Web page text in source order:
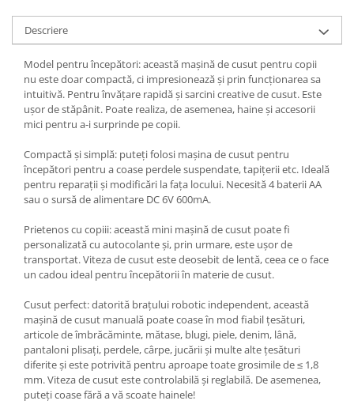
Electrocasnice pentru Bucatarie
Fiare de calcat si masini de cusut
Ingrijire Locuinta
Purificatoare de aer
Fashion
Bijuterii
Ceasuri barbatesti
Ceasuri dama
Cutii, curele si accesorii ceasuri
Genti si accesorii femei
Imbracaminte barbati
Imbracaminte femei
Incaltaminte barbati
Incaltaminte femei
Ochelari de soare
Ochelari de vedere
Gaming, Carti & Birotica
Descriere
Model pentru începători: această mașină de cusut pentru copii
nu este doar compactă, ci impresionează și prin funcționarea sa
intuitivă. Pentru învățare rapidă și sarcini creative de cusut. Este
ușor de stăpânit. Poate realiza, de asemenea, haine și accesorii
mici pentru a-i surprinde pe copii.
Compactă și simplă: puteți folosi mașina de cusut pentru
începători pentru a coase perdele suspendate, tapițerii etc. Ideală
pentru reparații și modificări la fața locului. Necesită 4 baterii AA
sau o sursă de alimentare DC 6V 600mA.
Prietenos cu copiii: această mini mașină de cusut poate fi
personalizată cu autocolante și, prin urmare, este ușor de
transportat. Viteza de cusut este deosebit de lentă, ceea ce o face
un cadou ideal pentru începătorii în materie de cusut.
Cusut perfect: datorită brațului robotic independent, această
mașină de cusut manuală poate coase în mod fiabil țesături,
articole de îmbrăcăminte, mătase, blugi, piele, denim, lână,
pantaloni plisați, perdele, cârpe, jucării și multe alte țesături
diferite și este potrivită pentru aproape toate grosimile de ≤ 1,8
mm. Viteza de cusut este controlabilă și reglabilă. De asemenea,
puteți coase fără a vă scoate hainele!